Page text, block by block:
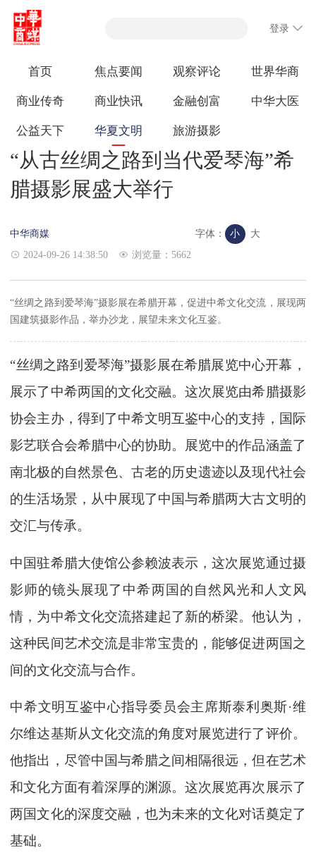
登录
首页 焦点要闻 观察评论 世界华商
商业传奇 商业快讯 金融创富 中华大医
公益天下 华夏文明 旅游摄影
“从古丝绸之路到当代爱琴海”希
腊摄影展盛大举行
中华商媒 字体： 小
大
2024-09-26 14:38:50
浏览量：5662
“丝绸之路到爱琴海”摄影展在希腊开幕，促进中希文化交流，展现两
国建筑摄影作品，举办沙龙，展望未来文化互鉴。
“丝绸之路到爱琴海”摄影展在希腊展览中心开幕，
展示了中希两国的文化交融。这次展览由希腊摄影
协会主办，得到了中希文明互鉴中心的支持，国际
影艺联合会希腊中心的协助。展览中的作品涵盖了
南北极的自然景色、古老的历史遗迹以及现代社会
的生活场景，从中展现了中国与希腊两大古文明的
交汇与传承。
中国驻希腊大使馆公参赖波表示，这次展览通过摄
影师的镜头展现了中希两国的自然风光和人文风
情，为中希文化交流搭建起了新的桥梁。他认为，
这种民间艺术交流是非常宝贵的，能够促进两国之
间的文化交流与合作。
中希文明互鉴中心指导委员会主席斯泰利奥斯·维
尔维达基斯从文化交流的角度对展览进行了评价。
他指出，尽管中国与希腊之间相隔很远，但在艺术
和文化方面有着深厚的渊源。这次展览再次展示了
两国文化的深度交融，也为未来的文化对话奠定了
基础。